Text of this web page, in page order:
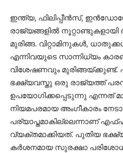
ഇന്ത്യ, ഫിലിപ്പീന്‍സ്,
രാജ്യങ്ങളില്‍ നൂറ്റാണ്ടുകളായി
മുരിങ്ങ. വിറ്റാമിനുകള്‍,
എന്നിവയുടെ സാന്നിധ്യം
വിശേഷണവും മുരിങ്ങയ്ക്കുണ്ട്.
ഭക്ഷ്യവസ്തു ഒരു രാജ്യത്ത്
ഉപയോഗിക്കപ്പെടുന്നു എന്നത്
നിയമപരമായ അംഗീകാരം
പര്യാപ്തമാകില്ലെന്നാണ്
വ്യക്തമാക്കിയത്. പുതിയ
കര്‍ശനമായ സുരക്ഷാ